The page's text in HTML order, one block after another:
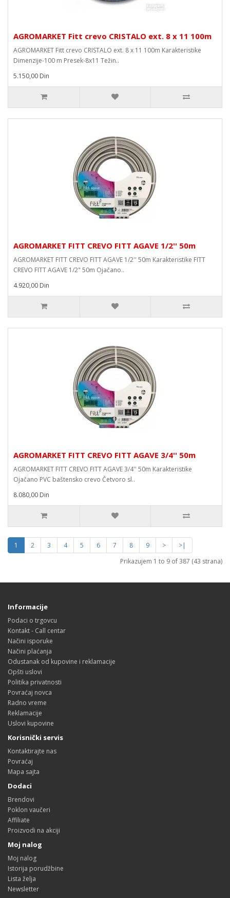
AGROMARKET Fitt crevo CRISTALO ext. 8 x 11 100m
AGROMARKET Fitt crevo CRISTALO ext. 8 x 11 100m Karakteristike
Dimenzije-100 m Presek-8x11 Težin..
5.150,00 Din
AGROMARKET FITT CREVO FITT AGAVE 1/2'' 50m
AGROMARKET FITT CREVO FITT AGAVE 1/2'' 50m Karakteristike FITT
CREVO FITT AGAVE 1/2" 50m Ojačano..
4.920,00 Din
AGROMARKET FITT CREVO FITT AGAVE 3/4'' 50m
AGROMARKET FITT CREVO FITT AGAVE 3/4'' 50m Karakteristike
Ojačano PVC baštensko crevo Četvoro sl..
8.080,00 Din
1 2 3 4 5 6 7 8 9 >
>|
Prikazujem 1 to 9 of 387 (43 strana)
Informacije
Podaci o trgovcu
Kontakt - Call centar
Načini isporuke
Načini plaćanja
Odustanak od kupovine i reklamacije
Opšti uslovi
Politika privatnosti
Povraćaj novca
Radno vreme
Reklamacije
Uslovi kupovine
Korisnički servis
Kontaktirajte nas
Povraćaj
Mapa sajta
Dodaci
Brendovi
Poklon vaučeri
Affiliate
Proizvodi na akciji
Moj nalog
Moj nalog
Istorija porudžbine
Lista želja
Newsletter